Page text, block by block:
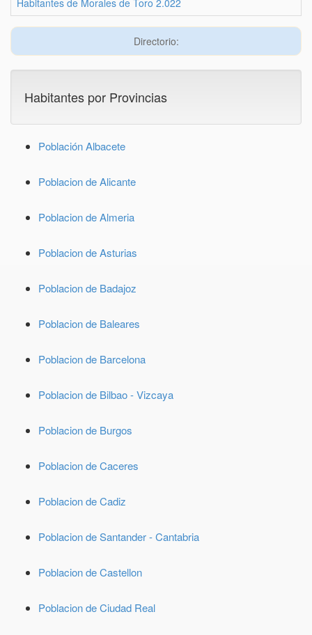
Habitantes de Morales de Toro 2.022
Directorio:
Habitantes por Provincias
Población Albacete
Poblacion de Alicante
Poblacion de Almeria
Poblacion de Asturias
Poblacion de Badajoz
Poblacion de Baleares
Poblacion de Barcelona
Poblacion de Bilbao - Vizcaya
Poblacion de Burgos
Poblacion de Caceres
Poblacion de Cadiz
Poblacion de Santander - Cantabria
Poblacion de Castellon
Poblacion de Ciudad Real